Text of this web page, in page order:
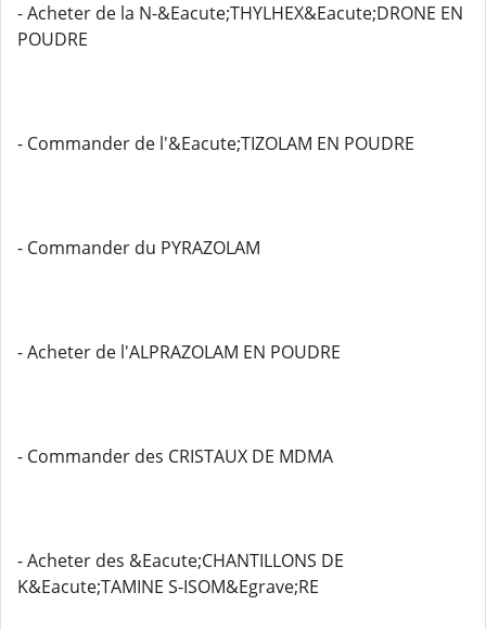
- Acheter de la N-&Eacute;THYLHEX&Eacute;DRONE EN
POUDRE
- Commander de l'&Eacute;TIZOLAM EN POUDRE
- Commander du PYRAZOLAM
- Acheter de l'ALPRAZOLAM EN POUDRE
- Commander des CRISTAUX DE MDMA
- Acheter des &Eacute;CHANTILLONS DE
K&Eacute;TAMINE S-ISOM&Egrave;RE